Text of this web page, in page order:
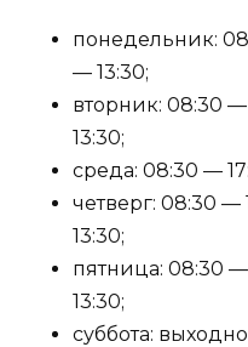
понедельник:
— 13:30;
вторник: 08:30
13:30;
среда: 08:30 —
четверг: 08:30 —
13:30;
пятница: 08:30
13:30;
суббота: